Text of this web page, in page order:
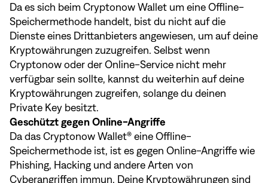
Da es sich beim Cryptonow Wallet um eine Offline-
Speichermethode handelt, bist du nicht auf die
Dienste eines Drittanbieters angewiesen, um auf deine
Kryptowährungen zuzugreifen. Selbst wenn
Cryptonow oder der Online-Service nicht mehr
verfügbar sein sollte, kannst du weiterhin auf deine
Kryptowährungen zugreifen, solange du deinen
Private Key besitzt.
Geschützt gegen Online-Angriffe
Da das Cryptonow Wallet® eine Offline-
Speichermethode ist, ist es gegen Online-Angriffe wie
Phishing, Hacking und andere Arten von
Cyberangriffen immun. Deine Kryptowährungen sind